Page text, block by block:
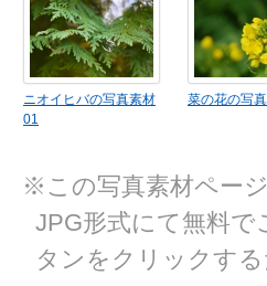
ニオイヒバの写真素材
01
菜の花の写
※この写真素材ペー
JPG形式にて無料で
タンをクリックする